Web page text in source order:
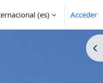
‎(es)‎ Acceder